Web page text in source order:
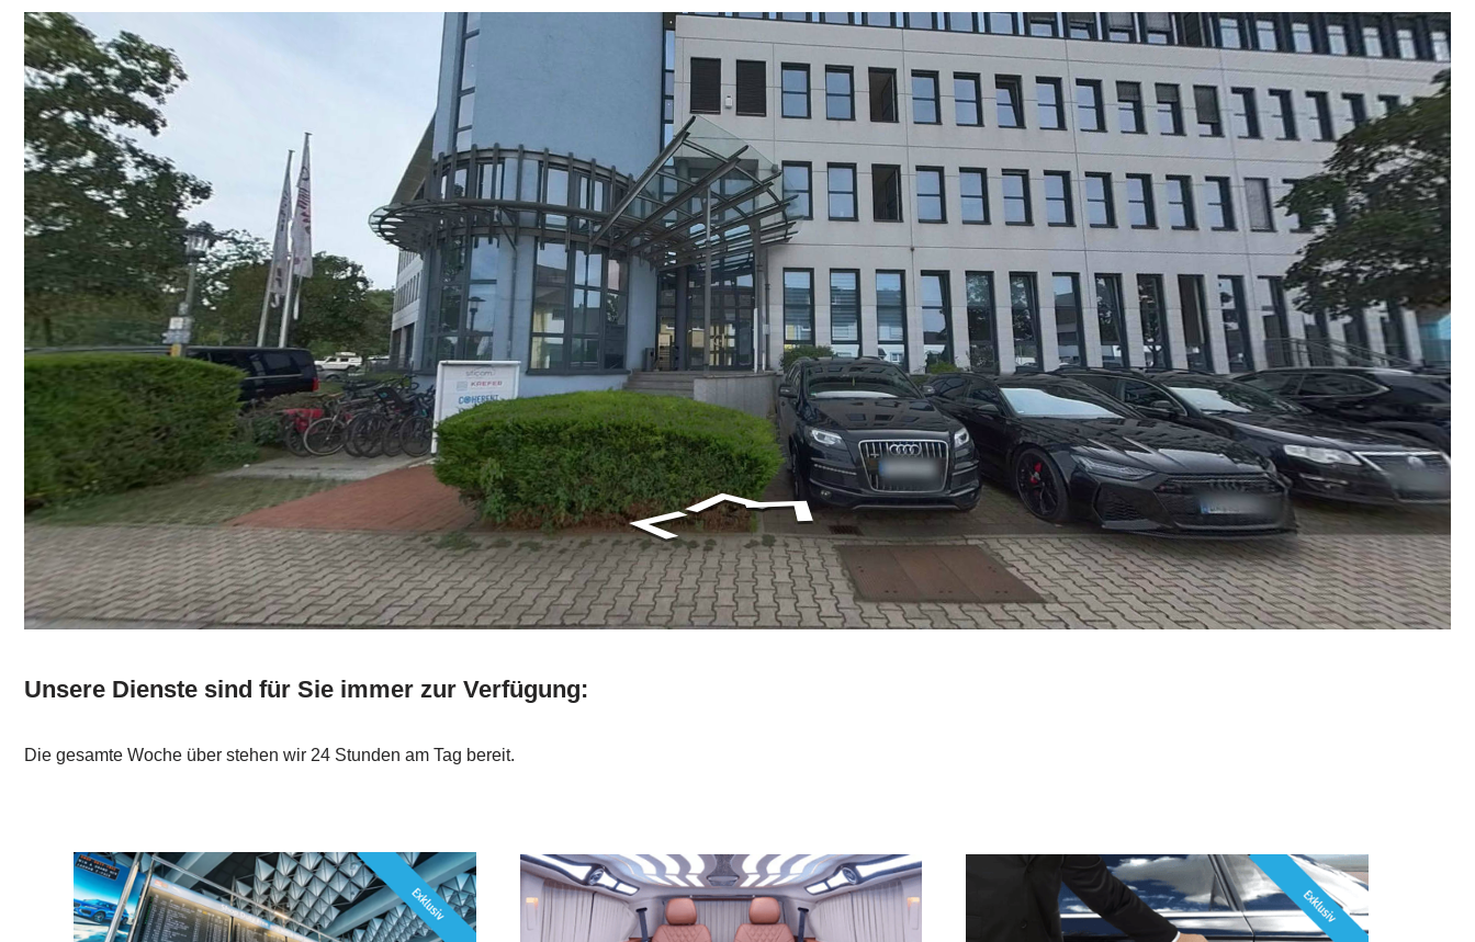
Unsere Dienste sind für Sie immer zur Verfügung:
Die gesamte Woche über stehen wir 24 Stunden am Tag bereit.